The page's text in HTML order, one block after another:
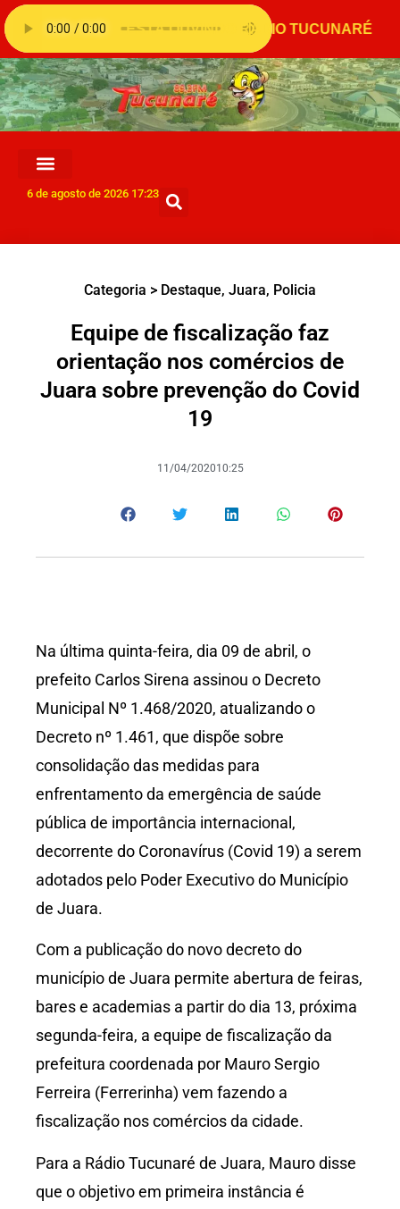
6 de agosto de 2026 17:23
Categoria > Destaque, Juara, Policia
Equipe de fiscalização faz
orientação nos comércios de
Juara sobre prevenção do Covid
19
11/04/202010:25
Na última quinta-feira, dia 09 de abril, o
prefeito Carlos Sirena assinou o Decreto
Municipal Nº 1.468/2020, atualizando o
Decreto nº 1.461, que dispõe sobre
consolidação das medidas para
enfrentamento da emergência de saúde
pública de importância internacional,
decorrente do Coronavírus (Covid 19) a serem
adotados pelo Poder Executivo do Município
de Juara.
Com a publicação do novo decreto do
município de Juara permite abertura de feiras,
bares e academias a partir do dia 13, próxima
segunda-feira, a equipe de fiscalização da
prefeitura coordenada por Mauro Sergio
Ferreira (Ferrerinha) vem fazendo a
fiscalização nos comércios da cidade.
Para a Rádio Tucunaré de Juara, Mauro disse
que o objetivo em primeira instância é